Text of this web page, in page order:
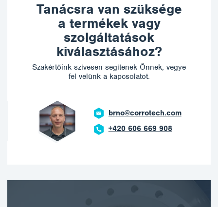
Tanácsra van szüksége
a termékek vagy
szolgáltatások
kiválasztásához?
Szakértőink szívesen segítenek Önnek, vegye
fel velünk a kapcsolatot.
brno@corrotech.com
+420 606 669 908